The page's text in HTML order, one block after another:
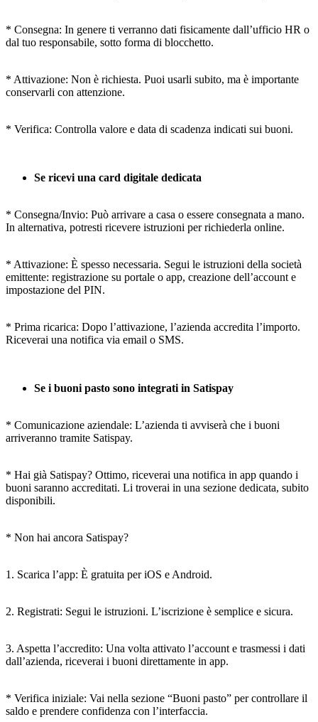
* Consegna: In genere ti verranno dati fisicamente dall’ufficio HR o
dal tuo responsabile, sotto forma di blocchetto.
* Attivazione: Non è richiesta. Puoi usarli subito, ma è importante
conservarli con attenzione.
* Verifica: Controlla valore e data di scadenza indicati sui buoni.
Se ricevi una card digitale dedicata
* Consegna/Invio: Può arrivare a casa o essere consegnata a mano.
In alternativa, potresti ricevere istruzioni per richiederla online.
* Attivazione: È spesso necessaria. Segui le istruzioni della società
emittente: registrazione su portale o app, creazione dell’account e
impostazione del PIN.
* Prima ricarica: Dopo l’attivazione, l’azienda accredita l’importo.
Riceverai una notifica via email o SMS.
Se i buoni pasto sono integrati in Satispay
* Comunicazione aziendale: L’azienda ti avviserà che i buoni
arriveranno tramite Satispay.
* Hai già Satispay? Ottimo, riceverai una notifica in app quando i
buoni saranno accreditati. Li troverai in una sezione dedicata, subito
disponibili.
* Non hai ancora Satispay?
1. Scarica l’app: È gratuita per iOS e Android.
2. Registrati: Segui le istruzioni. L’iscrizione è semplice e sicura.
3. Aspetta l’accredito: Una volta attivato l’account e trasmessi i dati
dall’azienda, riceverai i buoni direttamente in app.
* Verifica iniziale: Vai nella sezione “Buoni pasto” per controllare il
saldo e prendere confidenza con l’interfaccia.